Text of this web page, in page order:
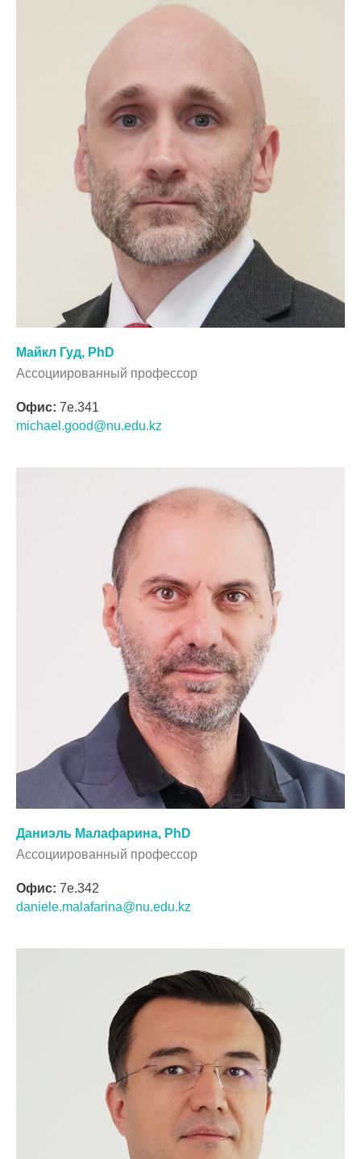
Майкл Гуд, PhD
Ассоциированный профессор
Офис: 7e.341
michael.good@nu.edu.kz
Даниэль Малафарина, PhD
Ассоциированный профессор
Офис: 7e.342
daniele.malafarina@nu.edu.kz